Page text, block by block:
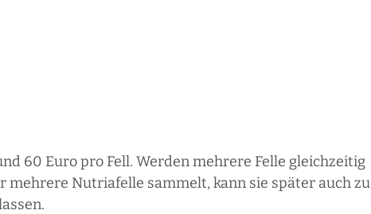
60 Euro pro Fell. Werden mehrere Felle gleichzeitig
mehrere Nutriafelle sammelt, kann sie später auch zu